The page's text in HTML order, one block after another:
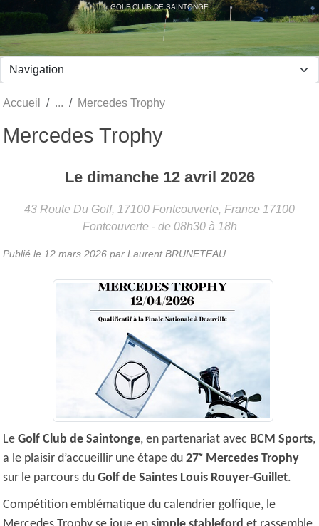
GOLF CLUB DE SAINTONGE
Accueil Mercedes Trophy
Mercedes Trophy
Le dimanche 12 avril 2026
43 Route Du Golf, 17100 Fontcouverte, France 17100
Fontcouverte - de 08h30 à 18h
Publié le 12 mars 2026 par Laurent BRUNETEAU
Le Golf Club de Saintonge, en partenariat avec BCM Sports,
a le plaisir d’accueillir une étape du 27ᵉ Mercedes Trophy
sur le parcours du Golf de Saintes Louis Rouyer-Guillet.
Compétition emblématique du calendrier golfique, le
Panneau de gestion des cookies